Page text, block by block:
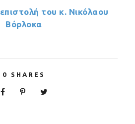
του κ. Νικόλαου
Βόρλοκα
0 SHARES